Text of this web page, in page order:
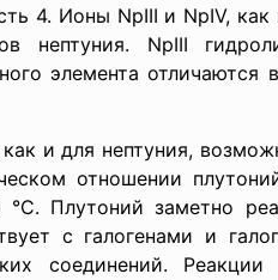
4. Ионы NpIII и NpIV,
нептуния. NpIII
элемента
нептуния, возможны
отношении
°C. Плутоний заметно
с галогенами и
соединений.